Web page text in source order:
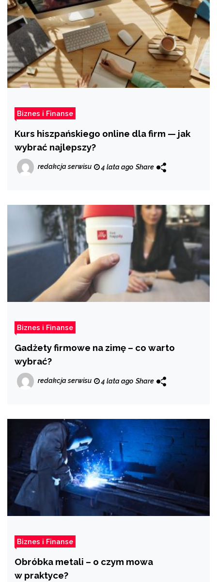
Biznes i Finanse
Kurs hiszpańskiego online dla firm — jak
wybrać najlepszy?
redakcja serwisu 4 lata ago Share
Biznes i Finanse
Gadżety firmowe na zimę – co warto
wybrać?
redakcja serwisu 4 lata ago Share
Biznes i Finanse
Obróbka metali – o czym mowa
w praktyce?